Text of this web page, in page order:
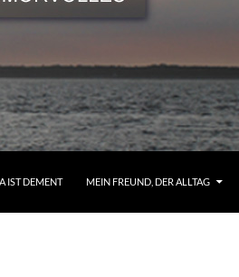
IST DEMENT MEIN FREUND, DER ALLTAG